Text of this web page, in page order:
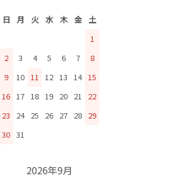
日 月 火 水 木 金
土
1
2
3 4 5 6 7
8
9
10 11 12 13 14 15
16 17 18 19 20 21
22
23
24 25 26 27 28 29
30 31
2026年9月